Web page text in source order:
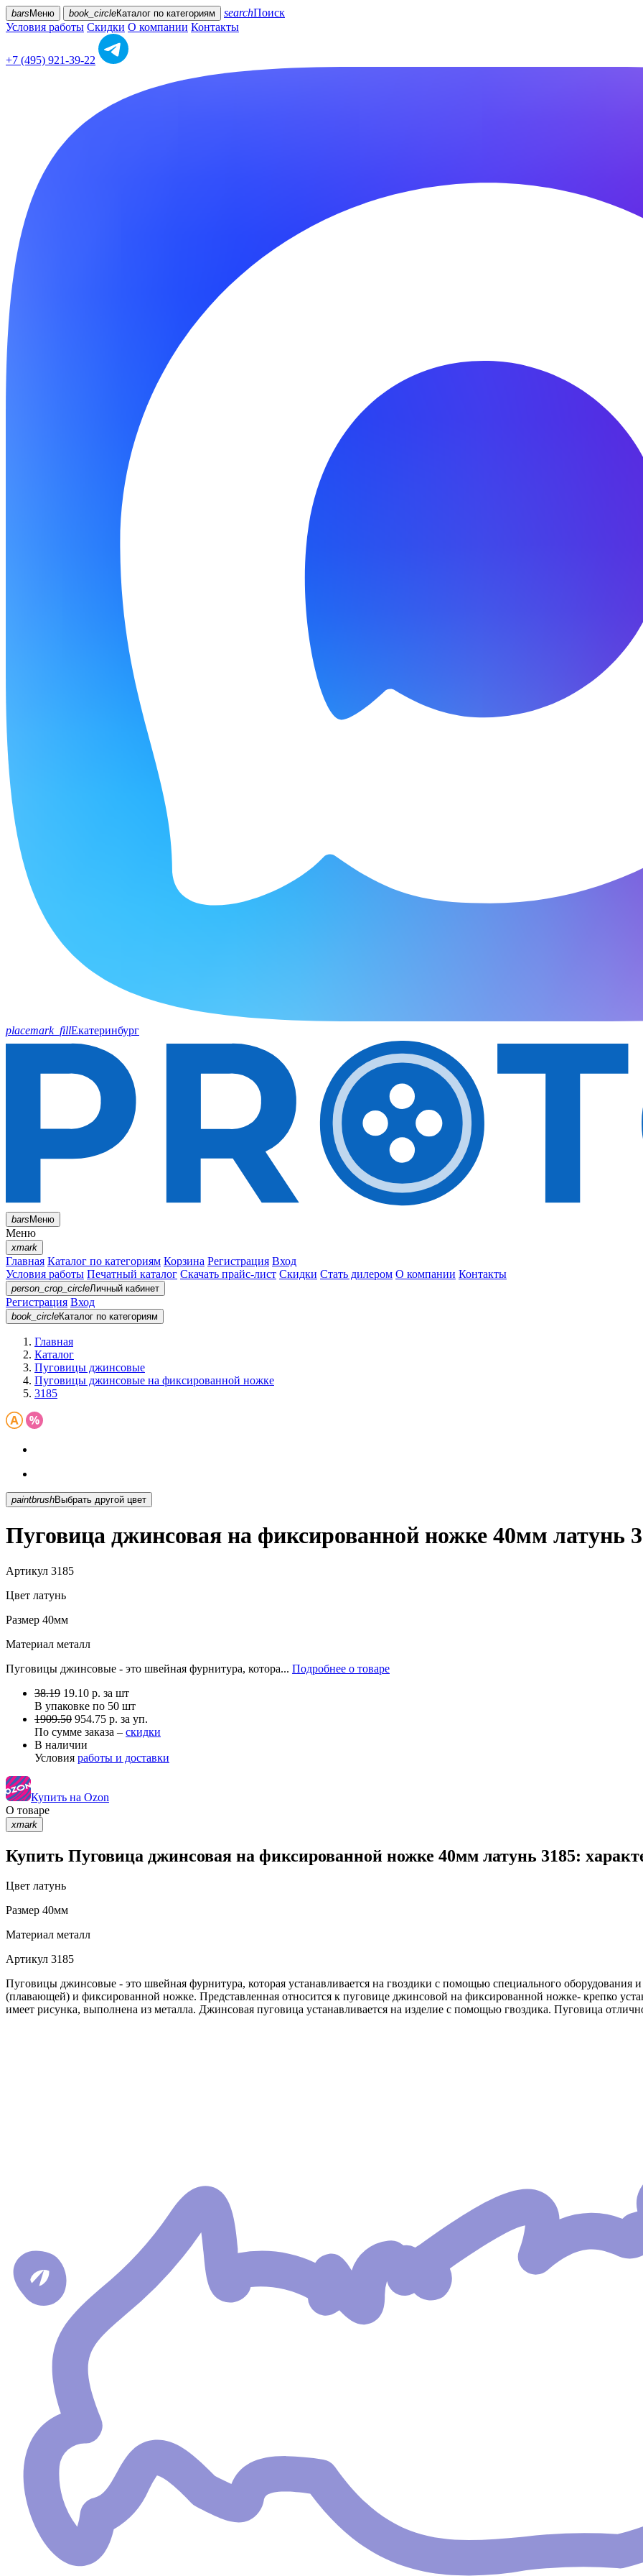
bars Меню book_circleКаталог по категориям searchПоиск
Условия работы Скидки О компании Контакты
+7 (495) 921-39-22
placemark_fillЕкатеринбург
barsМеню
Меню
xmark
Главная Каталог по категориям Корзина Регистрация Вход
Условия работы Печатный каталог Скачать прайс-лист Скидки Стать дилером О компании Контакты
person_crop_circleЛичный кабинет
Регистрация Вход
book_circleКаталог по категориям
Главная
Каталог
Пуговицы джинсовые
Пуговицы джинсовые на фиксированной ножке
3185
paintbrush Выбрать другой цвет
Пуговица джинсовая на фиксированной ножке 40мм латунь
Артикул 3185
Цвет латунь
Размер 40мм
Материал металл
Пуговицы джинсовые - это швейная фурнитура, котора... Подробнее о товаре
38.19 19.10 р. за шт
В упаковке по 50 шт
1909.50 954.75 р. за уп.
По сумме заказа – скидки
В наличии
Условия работы и доставки
Купить на Ozon
О товаре
xmark
Купить Пуговица джинсовая на фиксированной ножке 40мм латунь 3185:
Цвет латунь
Размер 40мм
Материал металл
Артикул 3185
Пуговицы джинсовые - это швейная фурнитура, которая устанавливается на гвоздики с помощью специального
(плавающей) и фиксированной ножке. Представленная относится к пуговице джинсовой на фиксированной ножке- крепко
имеет рисунка, выполнена из металла. Джинсовая пуговица устанавливается на изделие с помощью гвоздика. Пуговица